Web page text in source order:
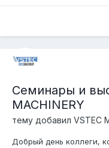
Семинары и
MACHINERY
тему добавил VSTEC
Добрый день коллеги,